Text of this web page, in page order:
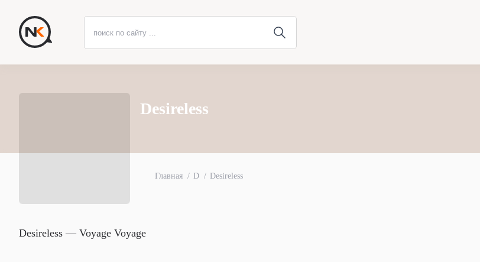
Desireless
Главная D Desireless
Desireless — Voyage Voyage